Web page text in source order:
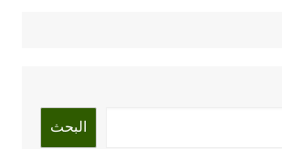
البحث